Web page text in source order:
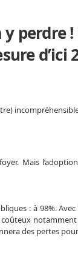
perdre
d’ici
Mais
: à 98%.
coûteux
des pertes